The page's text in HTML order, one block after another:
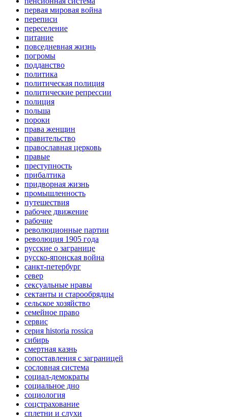
первая мировая война
переписи
переселение
питание
повседневная жизнь
погромы
подданство
политика
политическая полиция
политические репрессии
полиция
польша
пороки
права женщин
правительство
православная церковь
правые
преступность
прибалтика
придворная жизнь
промышленность
путешествия
рабочее движение
рабочие
революционные партии
революция 1905 года
русские о загранице
русско-японская война
санкт-петербург
север
сексуальные нравы
сектанты и старообрядцы
сельское хозяйство
семейное право
сервис
серия historia rossica
сибирь
смертная казнь
сопоставления с заграницей
сословная система
социал-демократы
социальное дно
социология
соцстрахование
сплетни и слухи